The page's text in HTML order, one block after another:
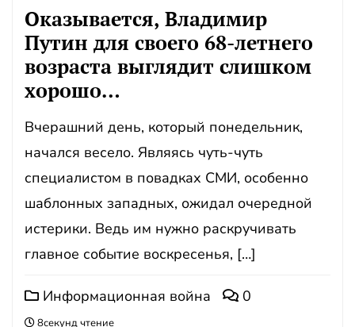
Оказывается, Владимир
Путин для своего 68-летнего
возраста выглядит слишком
хорошо…
Вчерашний день, который понедельник,
начался весело. Являясь чуть-чуть
специалистом в повадках СМИ, особенно
шаблонных западных, ожидал очередной
истерики. Ведь им нужно раскручивать
главное событие воскресенья, […]
Информационная война 0
8секунд чтение